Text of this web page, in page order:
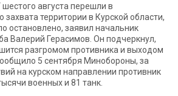
августа перешли в
захвата территории в Курской области,
остановлено, заявил начальник
Валерий Герасимов. Он подчеркнул,
разгромом противника и выходом
5 сентября Минобороны, за
на курском направлении противник
военных и 81 танк.